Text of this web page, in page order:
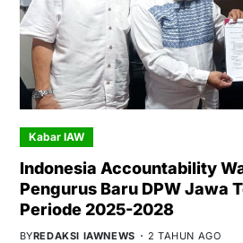
Kabar IAW
Indonesia Accountability
Pengurus Baru DPW Jawa
Periode 2025-2028
BYREDAKSI IAWNEWS 2 TAHUN AGO